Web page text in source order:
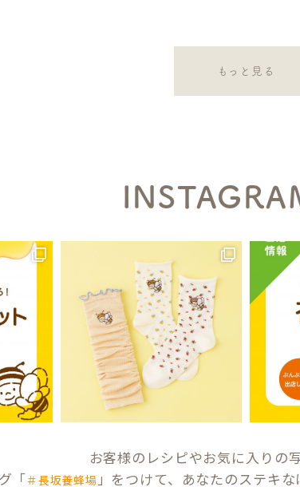
もっと見る
お客様のレシピやお気に入りの
「＃長坂養蜂場 」をつけて、あなたのステキ